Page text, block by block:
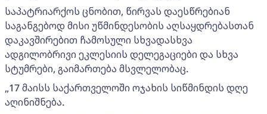
საპატრიარქოს ცნობით, წირვას დაესწრებიან
საგანგებოდ მისი უწმინდესობის აღსაყდრებასთან
დაკავშირებით ჩამოსული სხვადასხვა
ადგილობრივი ეკლესიის დელეგაციები და სხვა
სტუმრები, გაიმართება მსვლელობაც.
„17 მაისს საქართველოში ოჯახის სიწმინდის დღე
აღინიშნება.